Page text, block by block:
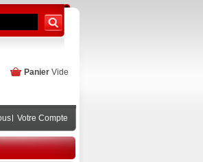
Panier Vide
Votre Compte